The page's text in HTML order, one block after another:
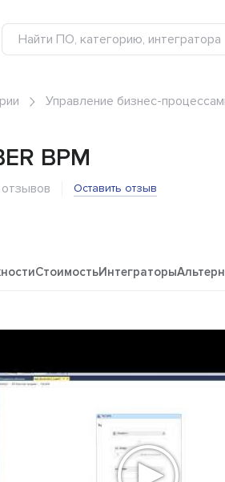
Управление бизнес-
BPM
Оставить отзыв
СтоимостьИнтеграторы